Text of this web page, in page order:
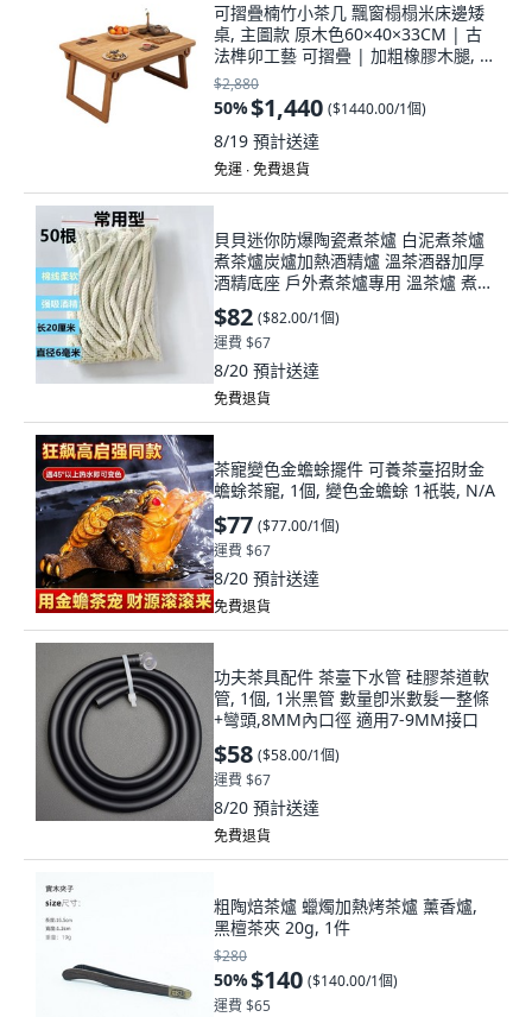
可摺疊楠竹小茶几 飄窗榻榻米床邊矮
桌, 主圖款 原木色60×40×33CM | 古
法榫卯工藝 可摺疊 | 加粗橡膠木腿, 1
個
$2,880
50%$1,440 ($1440.00/1個)
8/19 預計送達
免運 ∙ 免費退貨
貝貝迷你防爆陶瓷煮茶爐 白泥煮茶爐
煮茶爐炭爐加熱酒精爐 溫茶酒器加厚
酒精底座 戶外煮茶爐專用 溫茶爐 煮茶
爐 優選, 20根燈芯, 1個
$82 ($82.00/1個)
運費 $67
8/20 預計送達
免費退貨
茶寵變色金蟾蜍擺件 可養茶臺招財金
蟾蜍茶寵, 1個, 變色金蟾蜍 1衹裝, N/A
$77 ($77.00/1個)
運費 $67
8/20 預計送達
免費退貨
功夫茶具配件 茶臺下水管 硅膠茶道軟
管, 1個, 1米黑管 數量卽米數髮一整條
+彎頭,8MM內口徑 適用7-9MM接口
$58 ($58.00/1個)
運費 $67
8/20 預計送達
免費退貨
粗陶焙茶爐 蠟燭加熱烤茶爐 薰香爐,
黑檀茶夾 20g, 1件
$280
50%$140 ($140.00/1個)
運費 $65